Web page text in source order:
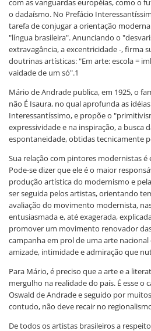
com as vanguardas européias, como o
o dadaísmo. No Prefácio
tarefa de conjugar a orientação
"língua brasileira". Anunciando o
extravagância, a excentricidade -, firma
doutrinas artísticas: "Em arte: escola =
vaidade de um só".1
Mário de Andrade publica, em 1925, o
não É Isaura, no qual aprofunda as
Interessantíssimo, e propõe o
expressividade e na inspiração, a busca
espontaneidade, obtidas tecnicamente
Sua relação com pintores modernistas
Pode-se dizer que ele é o maior
produção artística do modernismo e
ser seguida pelos artistas, orientando
avaliação do movimento modernista,
entusiasmada e, até exagerada,
promover um movimento renovador
campanha em prol de uma arte
amizade, intimidade e admiração que
Para Mário, é preciso que a arte e a
mergulho na realidade do país. É esse o
Oswald de Andrade e seguido por
contudo, não deve recair no
De todos os artistas brasileiros a